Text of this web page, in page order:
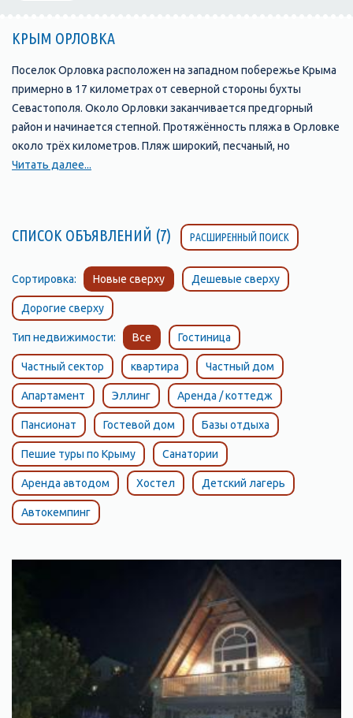
КРЫМ ОРЛОВКА
Поселок Орловка расположен на западном побережье Крыма
примерно в 17 километрах от северной стороны бухты
Севастополя. Около Орловки заканчивается предгорный
район и начинается степной. Протяжённость пляжа в Орловке
около трёх километров. Пляж широкий, песчаный, но
встречаются места с мелкой галькой. Вход в море пологий.
около семи метров глубина не превышает 2 метров. Поэтому
вода у берега очень хорошо прогревается. Здесь идеальное
кафе, баров, где можно перекусить. Здесь можно покататься
на бананах, катамаранах, скутерах. Можно заняться
виндсёрфингом или дайвингом, здесь интересный
подводный мир.
Читать далее...
СПИСОК ОБЪЯВЛЕНИЙ (7) РАСШИРЕННЫЙ ПОИСК
Сортировка: Новые сверху Дешевые сверху
Дорогие сверху
Тип недвижимости: Все Гостиница
Частный сектор квартира Частный дом
Апартамент Эллинг Аренда / коттедж
Пансионат Гостевой дом Базы отдыха
Пешие туры по Крыму Санатории
Аренда автодом Хостел Детский лагерь
Автокемпинг